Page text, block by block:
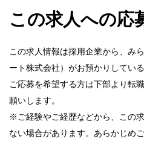
この求人への応
この求人情報は採用企業から、み
ート株式会社）がお預かりしてい
ご応募を希望する方は下部より転
願いします。
※ご経験やご経歴などから、この
ない場合があります。あらかじめ